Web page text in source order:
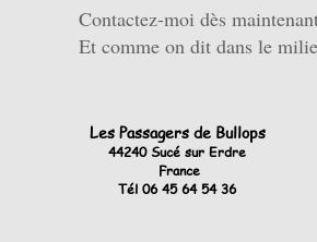
Contactez-moi dès
Et comme on dit dans le
Les Passagers de Bullops
44240 Sucé sur Erdre
France
Tél 06 45 64 54 36